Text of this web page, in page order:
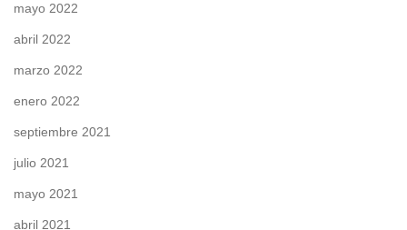
mayo 2022
abril 2022
marzo 2022
enero 2022
septiembre 2021
julio 2021
mayo 2021
abril 2021